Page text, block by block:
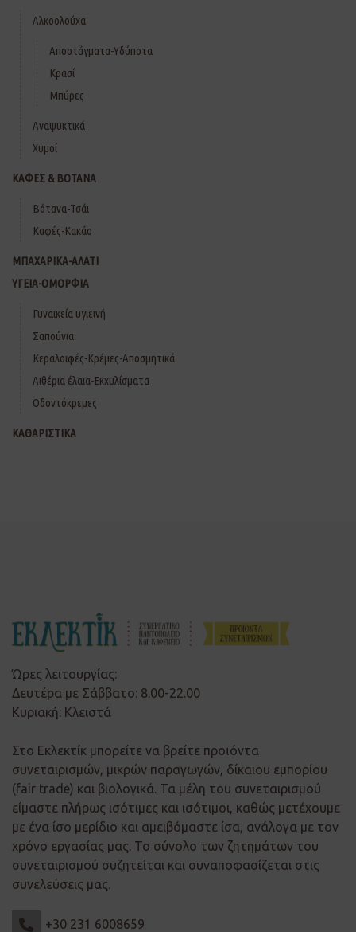
Αλκοολούχα
Αποστάγματα-Υδύποτα
Κρασί
Μπύρες
Αναψυκτικά
Χυμοί
ΚΑΦΕΣ & ΒΟΤΑΝΑ
Βότανα-Τσάι
Καφές-Κακάο
ΜΠΑΧΑΡΙΚΑ-ΑΛΑΤΙ
ΥΓΕΙΑ-ΟΜΟΡΦΙΑ
Γυναικεία υγιεινή
Σαπούνια
Κεραλοιφές-Κρέμες-Αποσμητικά
Αιθέρια έλαια-Εκχυλίσματα
Οδοντόκρεμες
ΚΑΘΑΡΙΣΤΙΚΑ
Ώρες λειτουργίας:
Δευτέρα με Σάββατο: 8.00-22.00
Κυριακή: Κλειστά
Στο Εκλεκτίκ μπορείτε να βρείτε προϊόντα
συνεταιρισμών, μικρών παραγωγών, δίκαιου εμπορίου
(fair trade) και βιολογικά. Τα μέλη του συνεταιρισμού
είμαστε πλήρως ισότιμες και ισότιμοι, καθώς μετέχουμε
με ένα ίσο μερίδιο και αμειβόμαστε ίσα, ανάλογα με τον
χρόνο εργασίας μας. Το σύνολο των ζητημάτων του
συνεταιρισμού συζητείται και συναποφασίζεται στις
συνελεύσεις μας.
+30 231 6008659